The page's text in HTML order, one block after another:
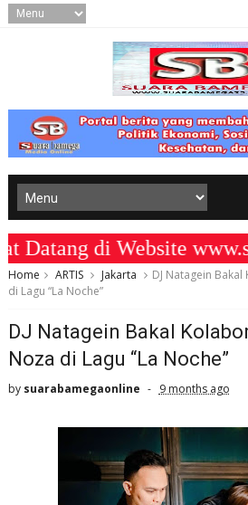
di Website
Home ARTIS Jakarta
DJ Natagein
di Lagu “La Noche”
DJ Natagein Bakal
Noza di Lagu “La Noche”
by suarabamegaonline 9 months ago